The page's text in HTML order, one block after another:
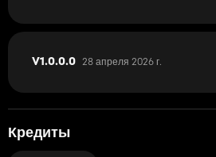
V1.0.0.0 28 апреля 2026 г.
Кредиты